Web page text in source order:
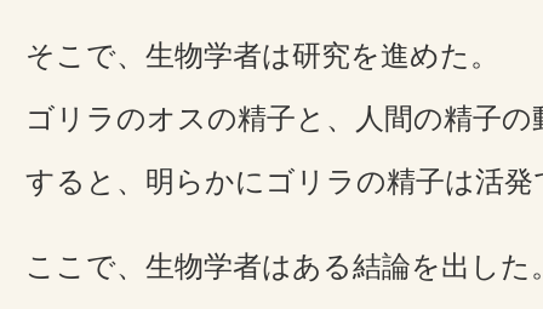
そこで、生物学者は研究を進めた。
ゴリラのオスの精子と、人間の精子
すると、明らかにゴリラの精子は活
ここで、生物学者はある結論を出した